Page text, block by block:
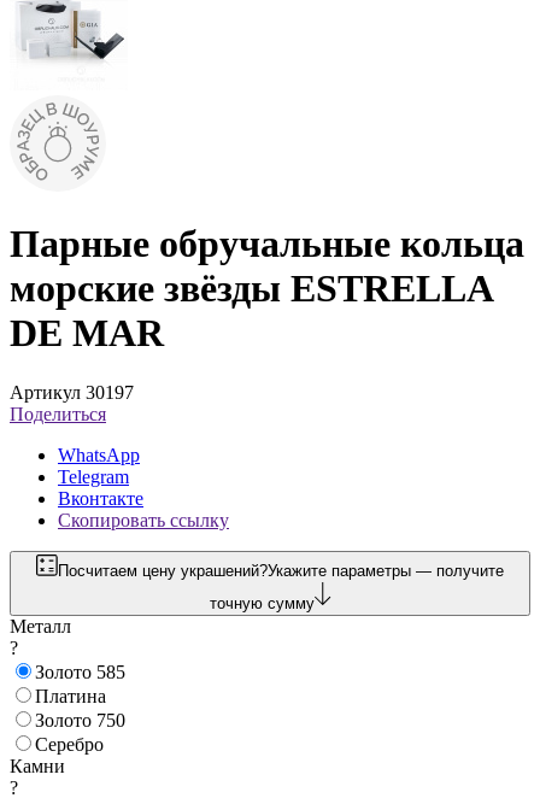
Парные обручальные кольца
морские звёзды ESTRELLA
DE MAR
Артикул 30197
Поделиться
WhatsApp
Telegram
Вконтакте
Скопировать ссылку
Посчитаем цену украшений?Укажите параметры — получите
точную сумму
Металл
?
Золото 585
Платина
Золото 750
Серебро
Камни
?